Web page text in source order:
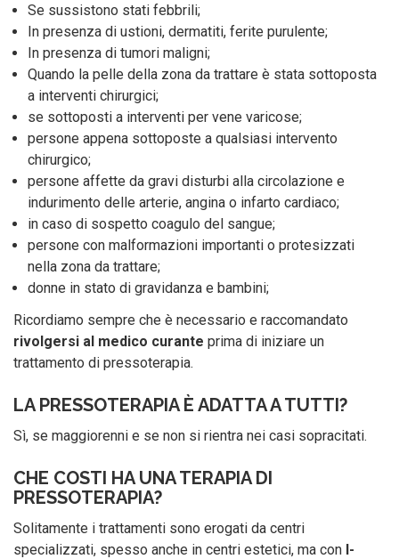
Se sussistono stati febbrili;
In presenza di ustioni, dermatiti, ferite purulente;
In presenza di tumori maligni;
Quando la pelle della zona da trattare è stata sottoposta
a interventi chirurgici;
se sottoposti a interventi per vene varicose;
persone appena sottoposte a qualsiasi intervento
chirurgico;
persone affette da gravi disturbi alla circolazione e
indurimento delle arterie, angina o infarto cardiaco;
in caso di sospetto coagulo del sangue;
persone con malformazioni importanti o protesizzati
nella zona da trattare;
donne in stato di gravidanza e bambini;
Ricordiamo sempre che è necessario e raccomandato
rivolgersi al medico curante prima di iniziare un
trattamento di pressoterapia.
LA PRESSOTERAPIA È ADATTA A TUTTI?
Sì, se maggiorenni e se non si rientra nei casi sopracitati.
CHE COSTI HA UNA TERAPIA DI
PRESSOTERAPIA?
Solitamente i trattamenti sono erogati da centri
specializzati, spesso anche in centri estetici, ma con I-